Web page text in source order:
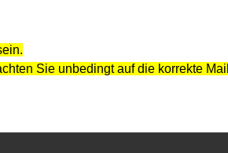
Sie unbedingt auf die korrekte